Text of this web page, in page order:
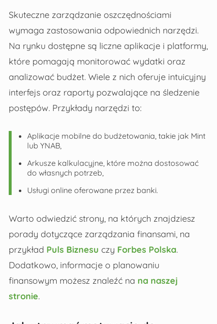
Skuteczne zarządzanie oszczędnościami
wymaga zastosowania odpowiednich narzędzi.
Na rynku dostępne są liczne aplikacje i platformy,
które pomagają monitorować wydatki oraz
analizować budżet. Wiele z nich oferuje intuicyjny
interfejs oraz raporty pozwalające na śledzenie
postępów. Przykłady narzędzi to:
Aplikacje mobilne do budżetowania, takie jak Mint
lub YNAB,
Arkusze kalkulacyjne, które można dostosować
do własnych potrzeb,
Usługi online oferowane przez banki.
Warto odwiedzić strony, na których znajdziesz
porady dotyczące zarządzania finansami, na
przykład Puls Biznesu czy Forbes Polska.
Dodatkowo, informacje o planowaniu
finansowym możesz znaleźć na na naszej
stronie.